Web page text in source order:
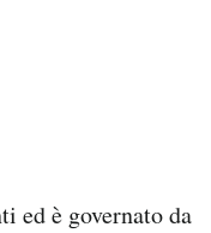
ed è governato da